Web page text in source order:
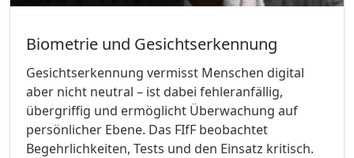
Biometrie und Gesichtserkennung
Gesichtserkennung vermisst Menschen digital
aber nicht neutral – ist dabei fehleranfällig,
übergriffig und ermöglicht Überwachung auf
persönlicher Ebene. Das FIfF beobachtet
Begehrlichkeiten, Tests und den Einsatz kritisch.